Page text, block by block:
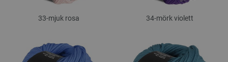
33-mjuk rosa 34-mörk violett